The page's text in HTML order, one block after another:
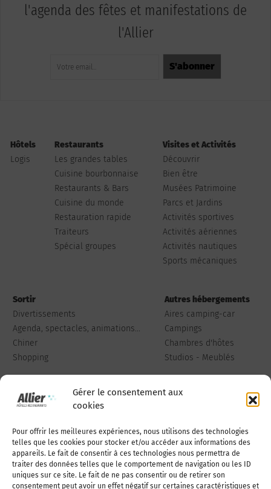
Gérer le consentement aux
cookies
Pour offrir les meilleures expériences, nous utilisons des technologies
telles que les cookies pour stocker et/ou accéder aux informations des
appareils. Le fait de consentir à ces technologies nous permettra de
traiter des données telles que le comportement de navigation ou les ID
uniques sur ce site. Le fait de ne pas consentir ou de retirer son
consentement peut avoir un effet négatif sur certaines caractéristiques et
l'agenda des fêtes et manifestations de
l'Allier
Hôtels
Logis
Restaurants
Les grandes tables
Cuisine bourbonnaise
Restaurants & Bars
Cuisine du monde
Restauration rapide
Traiteurs
Spécial groupes
Visites et Activités
Découvrir
Bien être
Musées Patrimoine
Parcs et Jardins
Activités sportives
Activités aériennes
Activités nautiques
Sports mécaniques
Sortir
Divertissements
Agenda, spectacles, animations...
Chiner
Shopping
Autres hébergements
Aires camping-car
Campings
Chambres d'hôtes
Studios - Meublés
Qui sommes-nous Publiez votre annonce
Adhérer à l’association Nous contacter